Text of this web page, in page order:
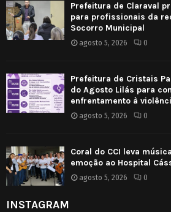
Prefeitura de Claraval
para profissionais da
Socorro Municipal
agosto 5, 2026 0
Prefeitura de Cristais
do Agosto Lilás para
enfrentamento à
agosto 5, 2026 0
Coral do CCI leva
emoção ao Hospital
agosto 5, 2026 0
INSTAGRAM